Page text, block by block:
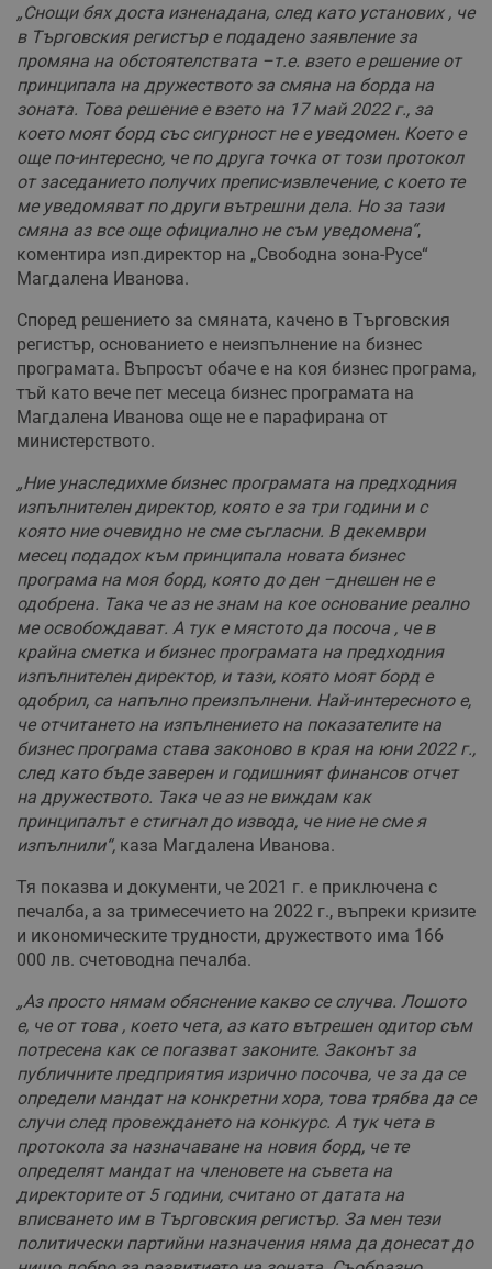
„Снощи бях доста изненадана, след като установих , че
в Търговския регистър е подадено заявление за
промяна на обстоятелствата –т.е. взето е решение от
принципала на дружеството за смяна на борда на
зоната. Това решение е взето на 17 май 2022 г., за
което моят борд със сигурност не е уведомен. Което е
още по-интересно, че по друга точка от този протокол
от заседанието получих препис-извлечение, с което те
ме уведомяват по други вътрешни дела. Но за тази
смяна аз все още официално не съм уведомена“,
коментира изп.директор на „Свободна зона-Русе“
Магдалена Иванова.
Според решението за смяната, качено в Търговския
регистър, основанието е неизпълнение на бизнес
програмата. Въпросът обаче е на коя бизнес програма,
тъй като вече пет месеца бизнес програмата на
Магдалена Иванова още не е парафирана от
министерството.
„Ние унаследихме бизнес програмата на предходния
изпълнителен директор, която е за три години и с
която ние очевидно не сме съгласни. В декември
месец подадох към принципала новата бизнес
програма на моя борд, която до ден –днешен не е
одобрена. Така че аз не знам на кое основание реално
ме освобождават. А тук е мястото да посоча , че в
крайна сметка и бизнес програмата на предходния
изпълнителен директор, и тази, която моят борд е
одобрил, са напълно преизпълнени. Най-интересното е,
че отчитането на изпълнението на показателите на
бизнес програма става законово в края на юни 2022 г.,
след като бъде заверен и годишният финансов отчет
на дружеството. Така че аз не виждам как
принципалът е стигнал до извода, че ние не сме я
изпълнили“, каза Магдалена Иванова.
Тя показва и документи, че 2021 г. е приключена с
печалба, а за тримесечието на 2022 г., въпреки кризите
и икономическите трудности, дружеството има 166
000 лв. счетоводна печалба.
„Аз просто нямам обяснение какво се случва. Лошото
е, че от това , което чета, аз като вътрешен одитор съм
потресена как се погазват законите. Законът за
публичните предприятия изрично посочва, че за да се
определи мандат на конкретни хора, това трябва да се
случи след провеждането на конкурс. А тук чета в
протокола за назначаване на новия борд, че те
определят мандат на членовете на съвета на
директорите от 5 години, считано от датата на
вписването им в Търговския регистър. За мен тези
политически партийни назначения няма да донесат до